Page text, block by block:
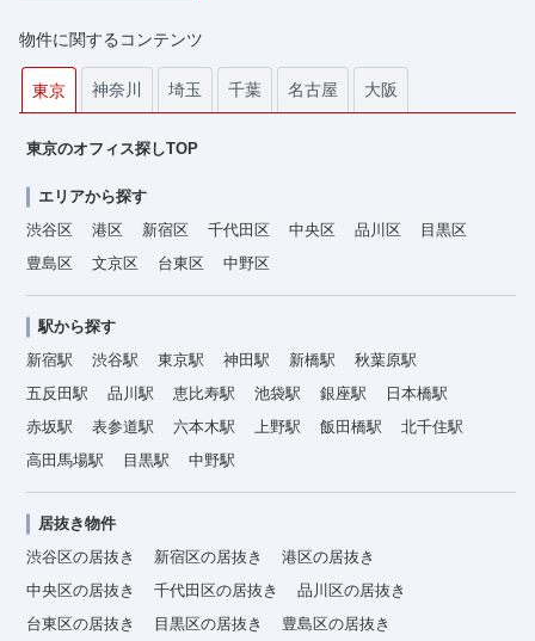
物件に関するコンテンツ
東京 神奈川 埼玉 千葉 名古屋 大阪
東京のオフィス探しTOP
エリアから探す
渋谷区
港区 新宿区 千代田区 中央区 品川区
目黒区
豊島区
文京区 台東区 中野区
駅から探す
新宿駅
渋谷駅 東京駅 神田駅 新橋駅
秋葉原駅
五反田駅
品川駅 恵比寿駅 池袋駅 銀座駅
日本橋駅
赤坂駅
表参道駅 六本木駅 上野駅 飯田橋駅
北千住駅
高田馬場駅
目黒駅 中野駅
居抜き物件
渋谷区の居抜き
新宿区の居抜き
港区の居抜き
中央区の居抜き
千代田区の居抜き
品川区の居抜き
台東区の居抜き
目黒区の居抜き
豊島区の居抜き